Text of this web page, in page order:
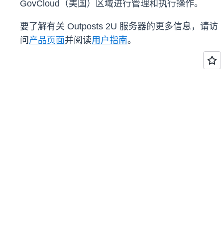
GovCloud（美国）区域进行管理和执行操作。
要了解有关 Outposts 2U 服务器的更多信息，请访
问 产品页面并阅读用户指南。